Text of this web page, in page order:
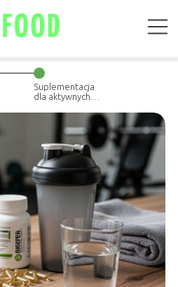
Suplementacja
dla aktywnych:
działa, a co jest
pieniędzy?